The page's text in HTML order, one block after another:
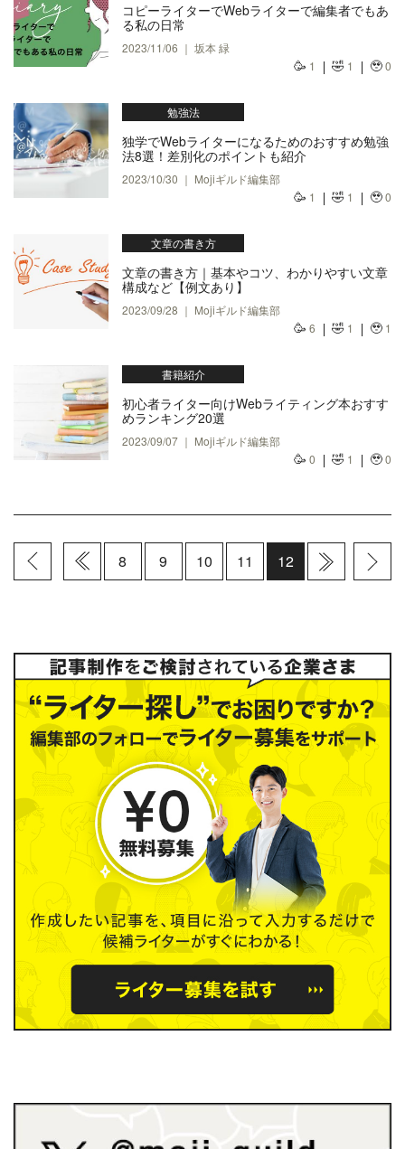
コピーライターでWebライターで編集者でもあ
る私の日常
2023/11/06 ｜ 坂本 緑
🥳 1 🤣 1 🥹0
勉強法
独学でWebライターになるためのおすすめ勉強
法8選！差別化のポイントも紹介
2023/10/30 ｜ Mojiギルド編集部
🥳 1 🤣 1 🥹0
文章の書き方
文章の書き方｜基本やコツ、わかりやすい文章
構成など【例文あり】
2023/09/28 ｜ Mojiギルド編集部
🥳 6 🤣 1 🥹 1
書籍紹介
初心者ライター向けWebライティング本おすす
めランキング20選
2023/09/07 ｜ Mojiギルド編集部
🥳 0 🤣 1 🥹0
8 9 10 11 12